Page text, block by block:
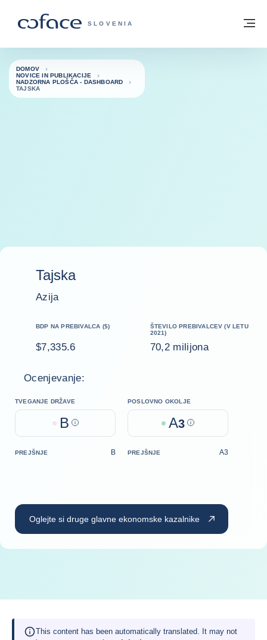
COFACE - ZAČETNA STRAN
SLOVENIA
Domov
DOMOV
NOVICE IN PUBLIKACIJE
NADZORNA PLOŠČA - DASHBOARD
TAJSKA
Tajska
Azija
BDP NA PREBIVALCA ($)
$7,335.6
ŠTEVILO PREBIVALCEV (V LETU
2021)
70,2 milijona
Ocenjevanje:
TVEGANJE DRŽAVE
B Help
POSLOVNO OKOLJE
A3 Help
PREJŠNJE B PREJŠNJE A3
Oglejte si druge glavne ekonomske kazalnike
This content has been automatically translated. It may not